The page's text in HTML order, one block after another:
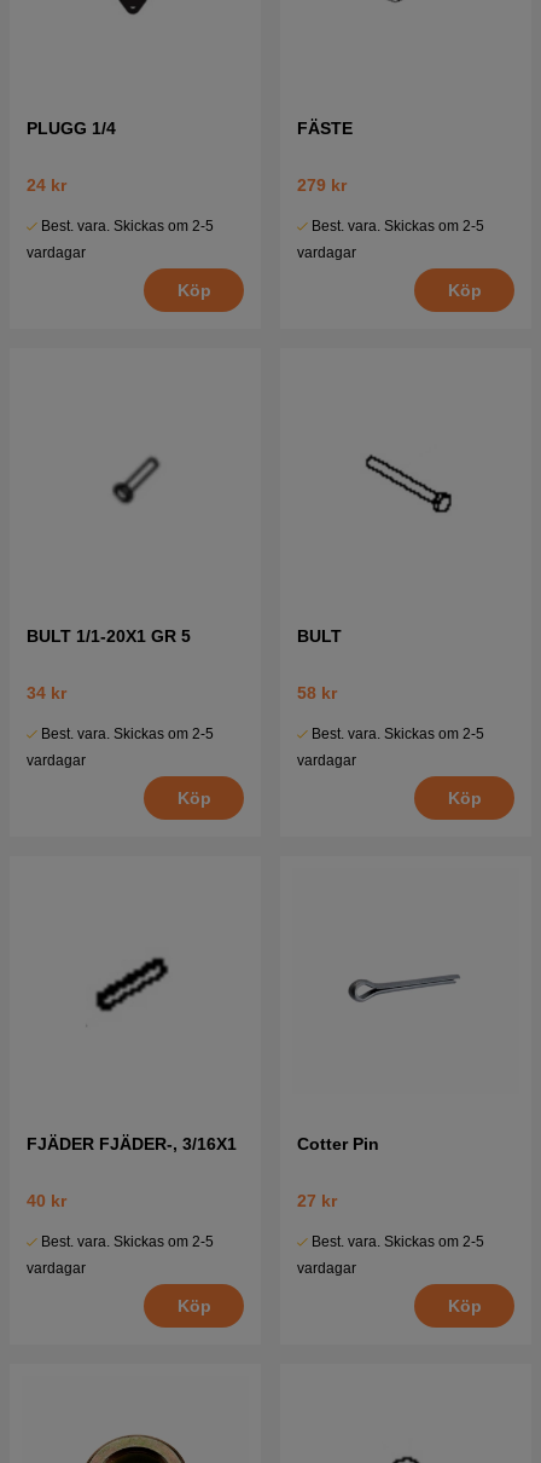
PLUGG 1/4
24 kr
Best. vara. Skickas om 2-5
vardagar
Köp
FÄSTE
279 kr
Best. vara. Skickas om 2-5
vardagar
Köp
BULT 1/1-20X1 GR 5
34 kr
Best. vara. Skickas om 2-5
vardagar
Köp
BULT
58 kr
Best. vara. Skickas om 2-5
vardagar
Köp
FJÄDER FJÄDER-, 3/16X1
40 kr
Best. vara. Skickas om 2-5
vardagar
Köp
Cotter Pin
27 kr
Best. vara. Skickas om 2-5
vardagar
Köp